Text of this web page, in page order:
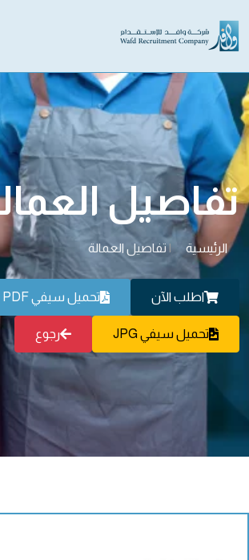
تفاصيل
الرئيسية | تفاصيل العمالة
اطلب الآن تحميل سيفي PDF
تحميل سيفي JPG رجوع